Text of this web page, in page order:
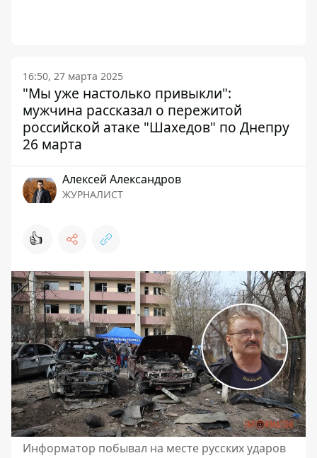
16:50, 27 марта 2025
"Мы уже настолько привыкли":
мужчина рассказал о пережитой
российской атаке "Шахедов" по Днепру
26 марта
Алексей Александров
ЖУРНАЛИСТ
👍
Информатор побывал на месте русских ударов